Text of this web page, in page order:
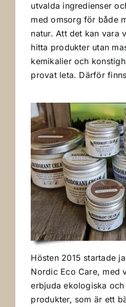
utvalda ingredienser
med omsorg för både
natur. Att det kan vara
hitta produkter utan
kemikalier och
provat leta. Därför
Hösten 2015 startade
Nordic Eco Care, med
erbjuda ekologiska
produkter, som är ett